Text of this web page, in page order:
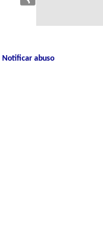
Notificar abuso